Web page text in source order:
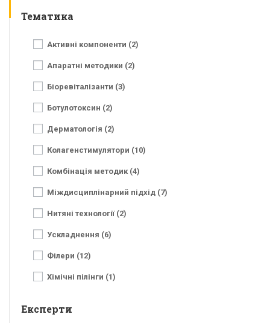
Тематика
Активні компоненти (2)
Апаратні методики (2)
Біоревіталізанти (3)
Ботулотоксин (2)
Дерматологія (2)
Колагенстимулятори (10)
Комбінація методик (4)
Міждисциплінарний підхід (7)
Нитяні технології (2)
Ускладнення (6)
Філери (12)
Хімічні пілінги (1)
Експерти